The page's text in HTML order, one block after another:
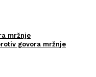
mržnje
govora mržnje